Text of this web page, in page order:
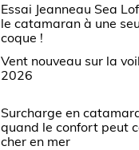
Essai Jeanneau Sea
le catamaran à une
coque !
Vent nouveau sur la
2026
Surcharge en
quand le confort peut
cher en mer